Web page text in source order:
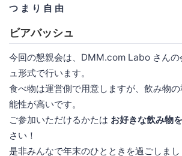
つ ま り 自 由
ビアバッシュ
今回の懇親会は、DMM.com Labo さんの
ュ形式で行います。
食べ物は運営側で用意しますが、飲み物
能性が高いです。
ご参加いただけるかたは お好きな飲み物
さい！
是非みんなで年末のひとときを過ごしまし